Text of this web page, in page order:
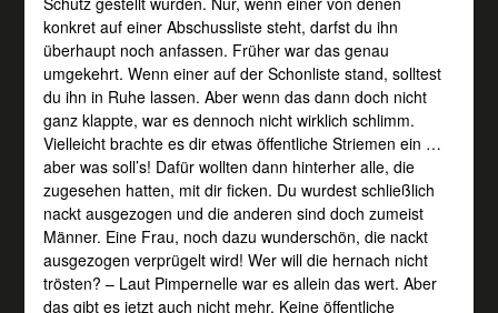
konkret auf einer Abschussliste steht, darfst du ihn
überhaupt noch anfassen. Früher war das genau
umgekehrt. Wenn einer auf der Schonliste stand, solltest
du ihn in Ruhe lassen. Aber wenn das dann doch nicht
ganz klappte, war es dennoch nicht wirklich schlimm.
Vielleicht brachte es dir etwas öffentliche Striemen ein …
aber was soll’s! Dafür wollten dann hinterher alle, die
zugesehen hatten, mit dir ficken. Du wurdest schließlich
nackt ausgezogen und die anderen sind doch zumeist
Männer. Eine Frau, noch dazu wunderschön, die nackt
ausgezogen verprügelt wird! Wer will die hernach nicht
trösten? – Laut Pimpernelle war es allein das wert. Aber
das gibt es jetzt auch nicht mehr. Keine öffentliche